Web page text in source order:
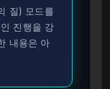
질) 모드를
진행을 강
내용은 아